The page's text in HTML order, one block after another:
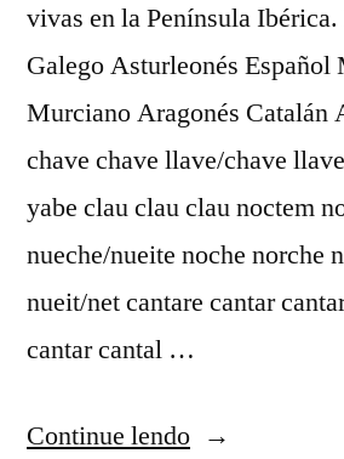
vivas en la Península
Galego Asturleonés Español
Murciano Aragonés Catalán
chave chave llave/chave
yabe clau clau clau noctem
nueche/nueite noche norche
nueit/net cantare cantar
cantar cantal …
Continue lendo“TABLA